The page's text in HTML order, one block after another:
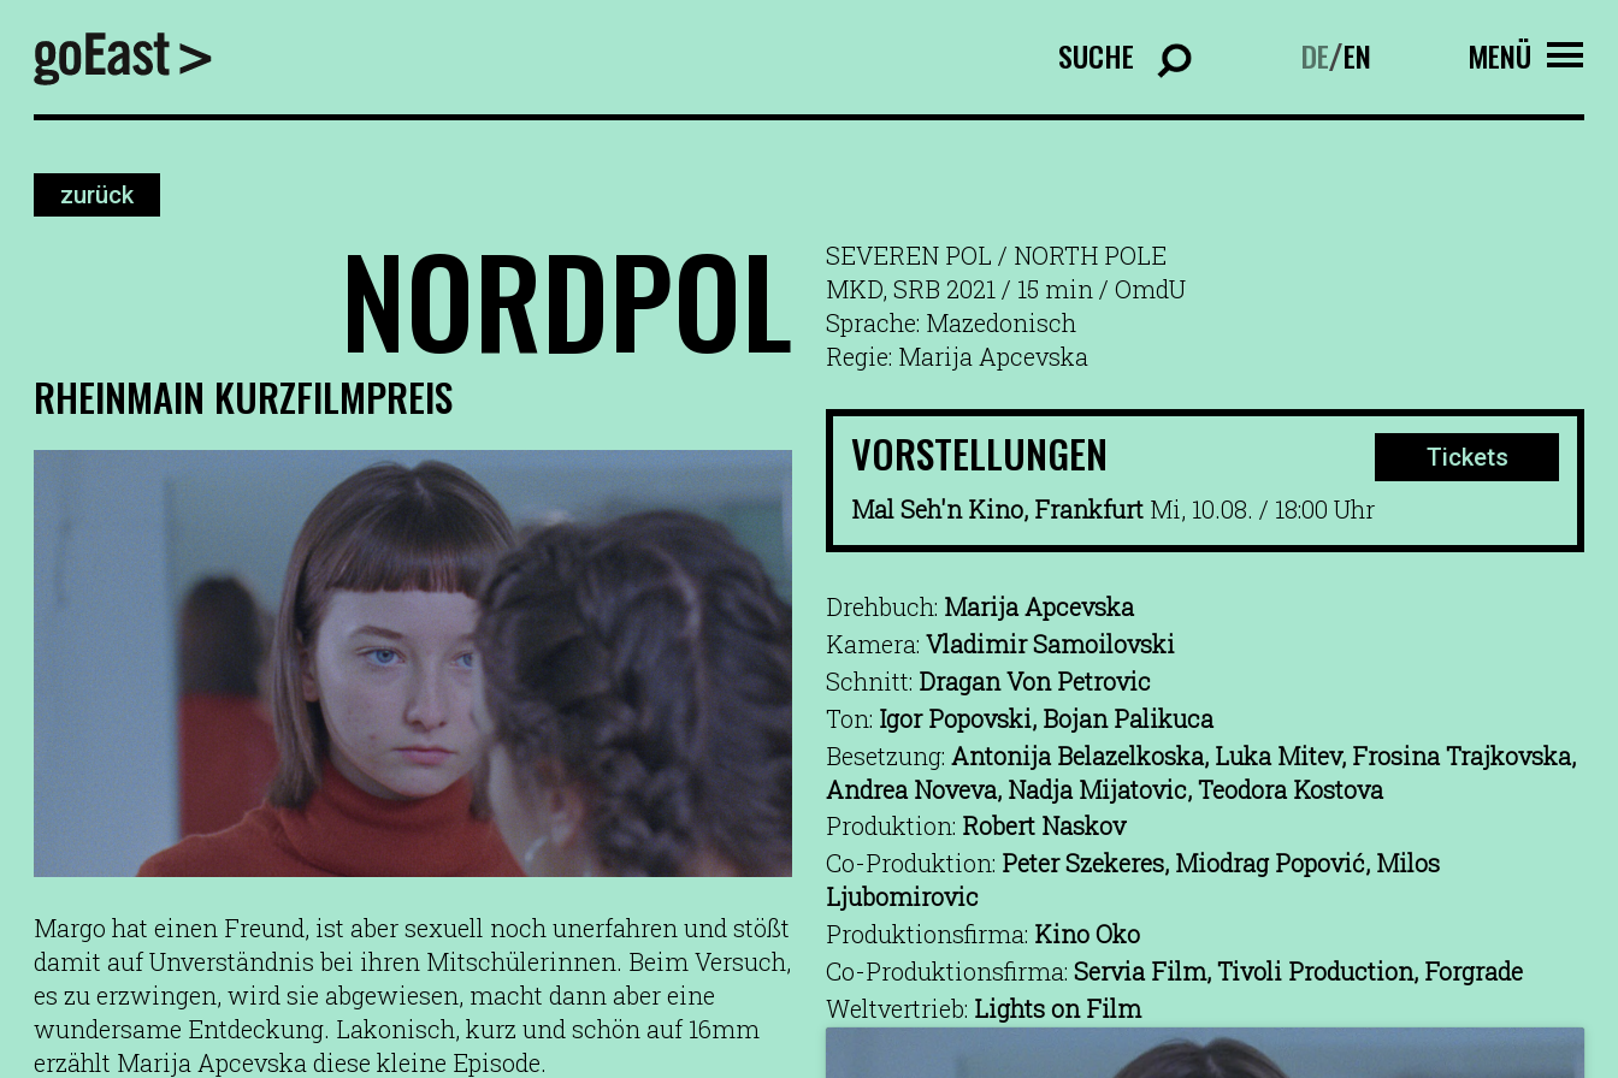
SUCHE DE/EN MENÜ
zurück
NORDPOL
RHEINMAIN KURZFILMPREIS
Margo hat einen Freund, ist aber sexuell noch unerfahren und stößt
damit auf Unverständnis bei ihren Mitschülerinnen. Beim Versuch,
es zu erzwingen, wird sie abgewiesen, macht dann aber eine
wundersame Entdeckung. Lakonisch, kurz und schön auf 16mm
erzählt Marija Apcevska diese kleine Episode.
SEVEREN POL / NORTH POLE
MKD, SRB 2021 / 15 min / OmdU
Sprache: Mazedonisch
Regie: Marija Apcevska
VORSTELLUNGEN
Mal Seh'n Kino, FrankfurtMi, 10.08. / 18:00 Uhr
Tickets
Drehbuch: Marija Apcevska
Kamera: Vladimir Samoilovski
Schnitt: Dragan Von Petrovic
Ton: Igor Popovski, Bojan Palikuca
Besetzung: Antonija Belazelkoska, Luka Mitev, Frosina Trajkovska,
Andrea Noveva, Nadja Mijatovic, Teodora Kostova
Produktion: Robert Naskov
Co-Produktion: Peter Szekeres, Miodrag Popović, Milos
Ljubomirovic
Produktionsfirma: Kino Oko
Co-Produktionsfirma: Servia Film, Tivoli Production, Forgrade
Weltvertrieb: Lights on Film